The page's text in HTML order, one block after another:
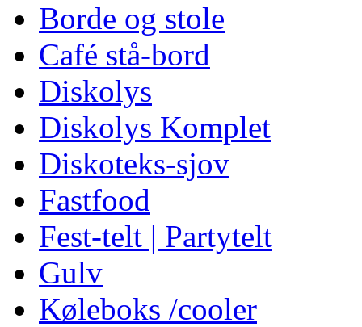
Borde og stole
Café stå-bord
Diskolys
Diskolys Komplet
Diskoteks-sjov
Fastfood
Fest-telt | Partytelt
Gulv
Køleboks /cooler